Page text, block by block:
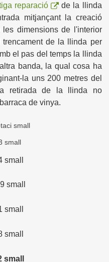
reparació
de la llinda
mitjançant la creació
dimensions de l'interior
de la llinda per
el pas del temps la llinda
banda, la qual cosa ha
la uns 200 metres del
la retirada de la llinda no
de vinya.